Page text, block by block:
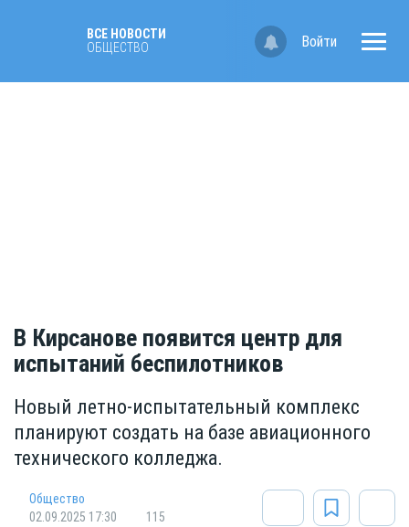
ВСЕ НОВОСТИ
ОБЩЕСТВО
Войти
В Кирсанове появится центр для
испытаний беспилотников
Новый летно-испытательный комплекс
планируют создать на базе авиационного
технического колледжа.
Общество
02.09.2025 17:30
115